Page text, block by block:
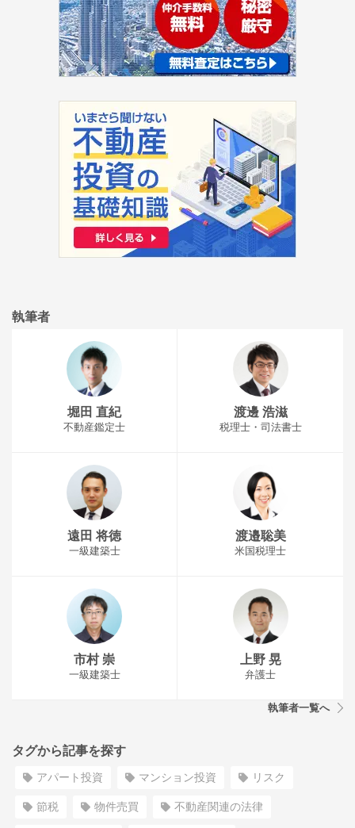
執筆者
堀田 直紀
不動産鑑定士
渡邊 浩滋
税理士・司法書士
遠田 将徳
一級建築士
渡邉聡美
米国税理士
市村 崇
一級建築士
上野 晃
弁護士
執筆者一覧へ
タグから記事を探す
アパート投資 マンション投資 リスク
節税 物件売買 不動産関連の法律